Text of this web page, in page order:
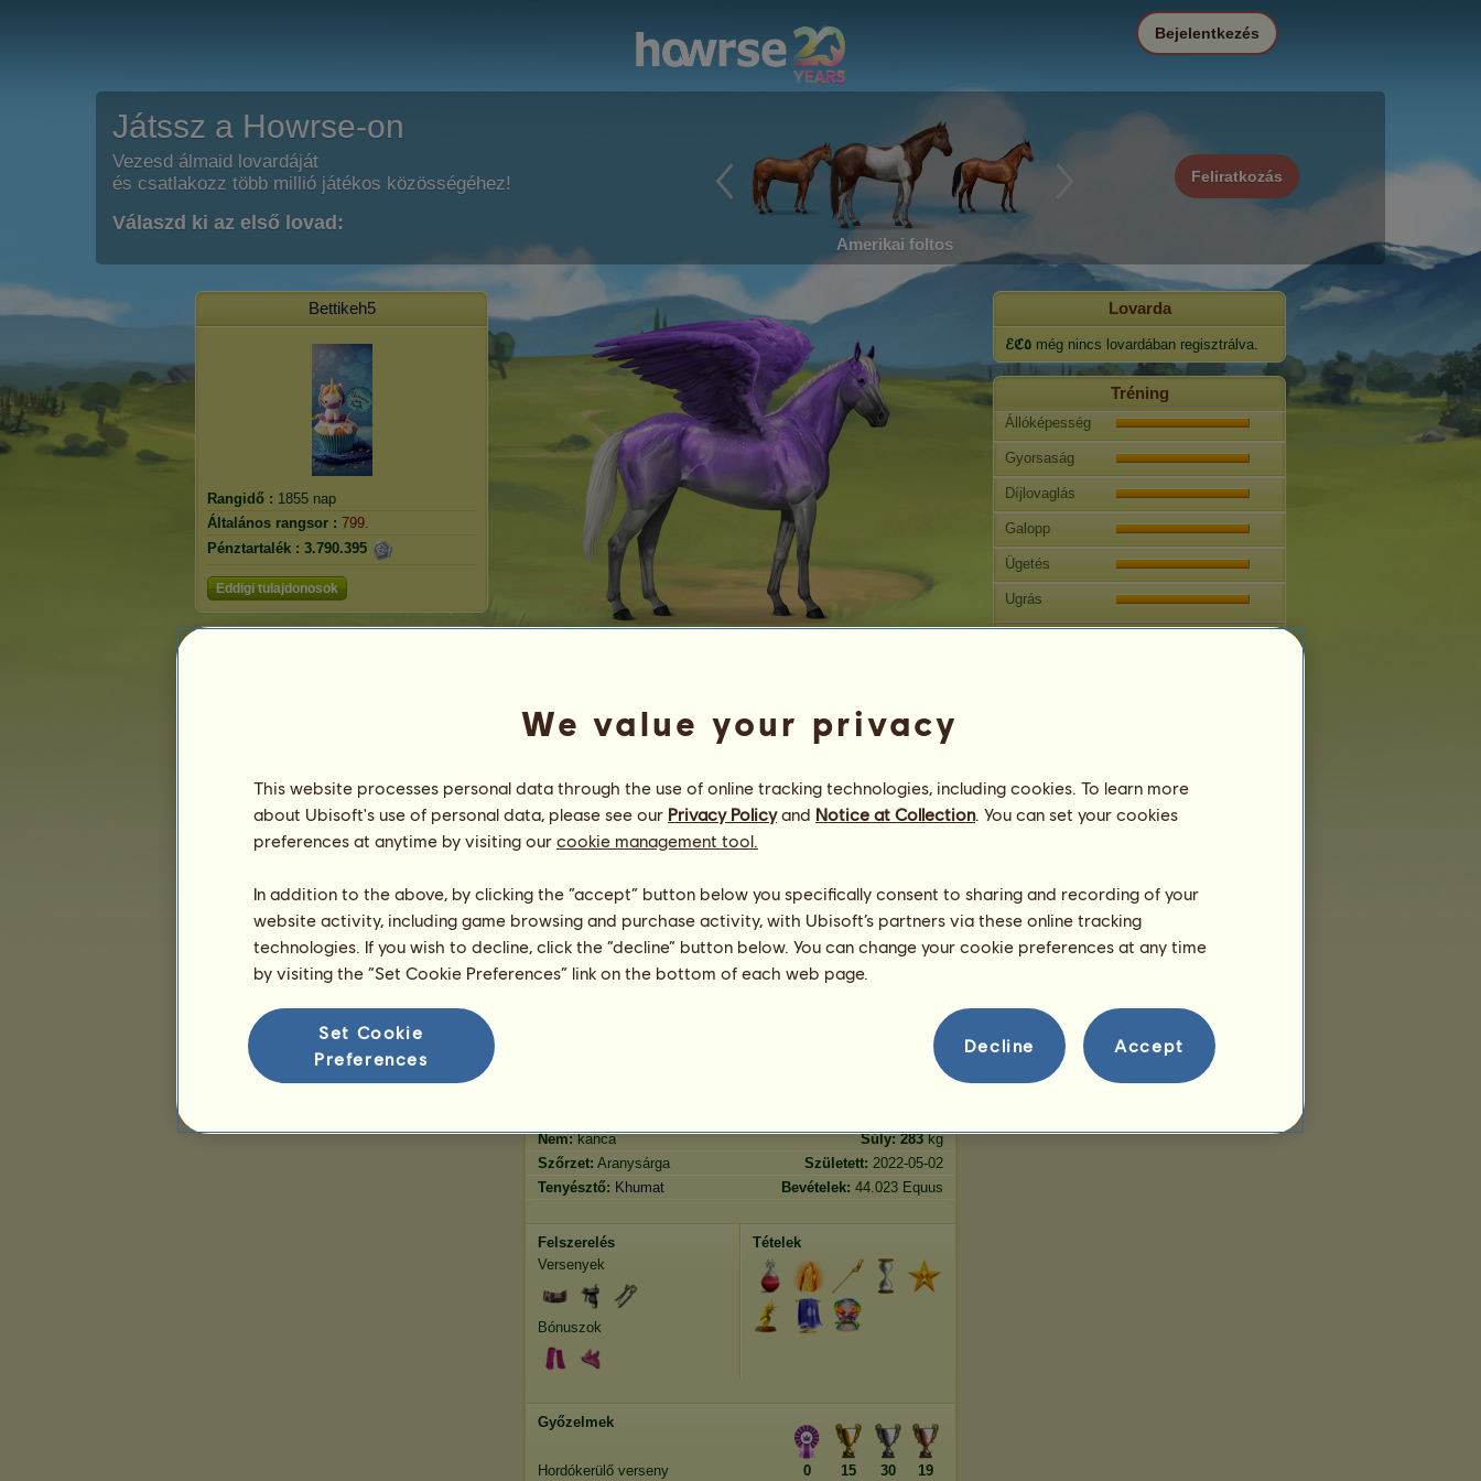
Játssz a Howrse-on
Vezesd álmaid lovardáját
és csatlakozz több millió játékos közösségéhez!
Válaszd ki az első lovad:
Amerikai foltos
Feliratkozás
Bejelentkezés
Bettikeh5
Rangidő : 1855 nap
Általános rangsor : 799.
Pénztartalék : 3.790.395
Eddigi tulajdonosok
Rangsorolás
Általános rangsor
Győzelmi rangsor
%
Hangulat
94%
Képességek
Gyorsaság
3443.19
Díjlovaglás
3089.99
Galopp
4663.27
Ügetés
Nem:kanca Súly: 283kg
Szőrzet: Aranysárga Született: 2022-05-02
Tenyésztő: Khumat Bevételek: 44.023 Equus
Felszerelés
Versenyek
Bónuszok
Tételek
Győzelmek
Hordókerülő verseny 0 15 30 19
Lovarda
ℰℭ٥ még nincs lovardában regisztrálva.
Tréning
Állóképesség
Gyorsaság
Díjlovaglás
Galopp
Ügetés
Ugrás
Fedeztetések:18
Családfa
We value your privacy
This website processes personal data through the use of online tracking technologies, including cookies. To learn more
about Ubisoft's use of personal data, please see our Privacy Policyand Notice at Collection. You can set your cookies
preferences at anytime by visiting our cookie management tool.
In addition to the above, by clicking the “accept” button below you specifically consent to sharing and recording of your
website activity, including game browsing and purchase activity, with Ubisoft’s partners via these online tracking
technologies. If you wish to decline, click the “decline” button below. You can change your cookie preferences at any time
by visiting the “Set Cookie Preferences” link on the bottom of each web page.
Set Cookie
Preferences
Decline Accept